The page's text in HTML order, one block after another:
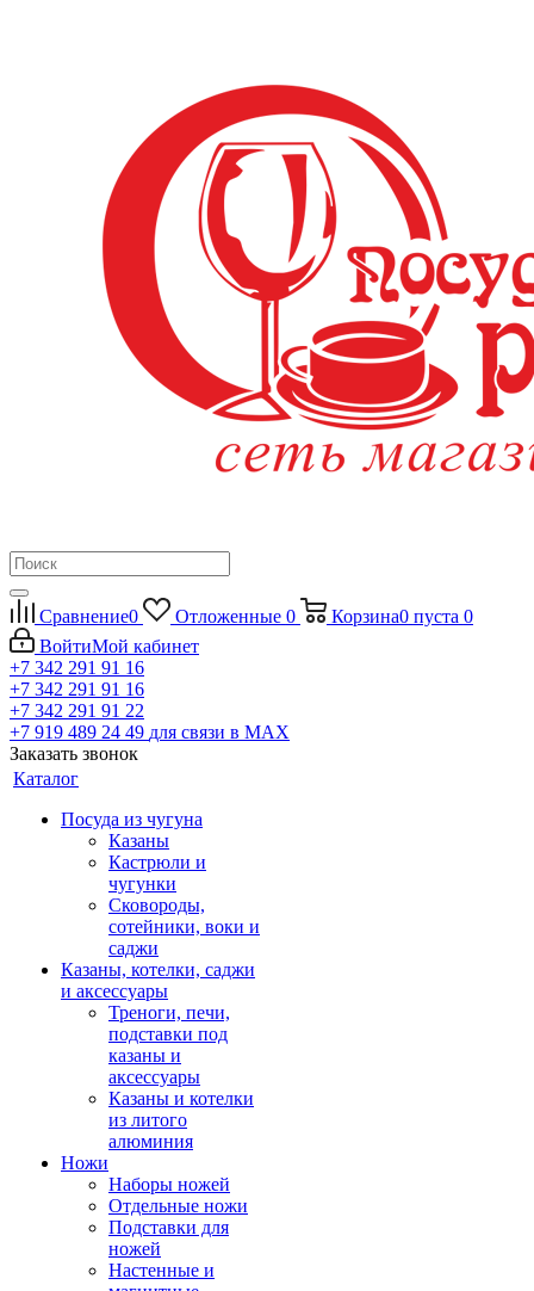
Сравнение0 Отложенные 0 Корзина0 пуста 0
ВойтиМой кабинет
+7 342 291 91 16
+7 342 291 91 16
+7 342 291 91 22
+7 919 489 24 49 для связи в МАХ
Заказать звонок
Каталог
Посуда из чугуна
Казаны
Кастрюли и
чугунки
Сковороды,
сотейники, воки и
саджи
Казаны, котелки, саджи
и аксессуары
Треноги, печи,
подставки под
казаны и
аксессуары
Казаны и котелки
из литого
алюминия
Ножи
Наборы ножей
Отдельные ножи
Подставки для
ножей
Настенные и